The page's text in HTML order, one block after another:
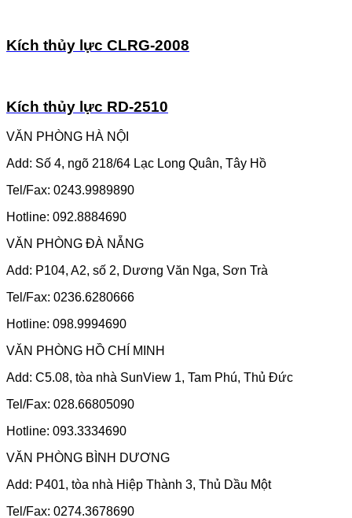
Kích thủy lực CLRG-2008
Kích thủy lực RD-2510
VĂN PHÒNG HÀ NỘI
Add: Số 4, ngõ 218/64 Lạc Long Quân, Tây Hồ
Tel/Fax: 0243.9989890
Hotline: 092.8884690
VĂN PHÒNG ĐÀ NẴNG
Add: P104, A2, số 2, Dương Văn Nga, Sơn Trà
Tel/Fax: 0236.6280666
Hotline: 098.9994690
VĂN PHÒNG HỒ CHÍ MINH
Add: C5.08, tòa nhà SunView 1, Tam Phú, Thủ Đức
Tel/Fax: 028.66805090
Hotline: 093.3334690
VĂN PHÒNG BÌNH DƯƠNG
Add: P401, tòa nhà Hiệp Thành 3, Thủ Dầu Một
Tel/Fax: 0274.3678690